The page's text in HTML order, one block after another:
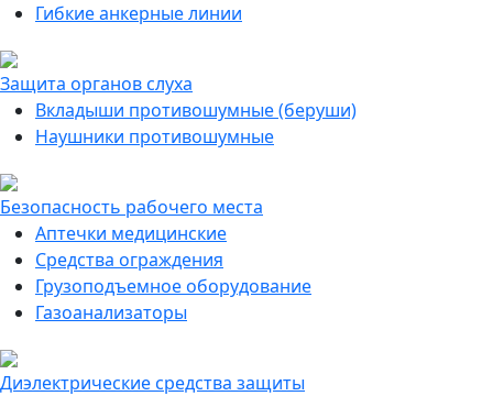
Гибкие анкерные линии
Защита органов слуха
Вкладыши противошумные (беруши)
Наушники противошумные
Безопасность рабочего места
Аптечки медицинские
Средства ограждения
Грузоподъемное оборудование
Газоанализаторы
Диэлектрические средства защиты